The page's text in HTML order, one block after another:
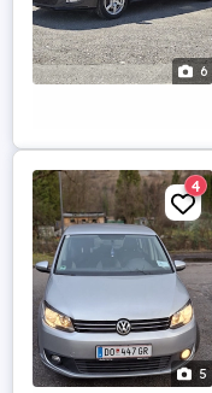
6
5
4